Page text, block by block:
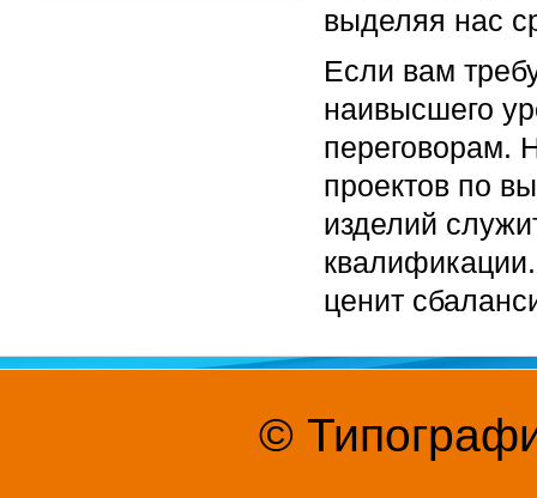
выделяя нас
Если вам
наивысшего
переговорам.
проектов по
изделий
ценит
©